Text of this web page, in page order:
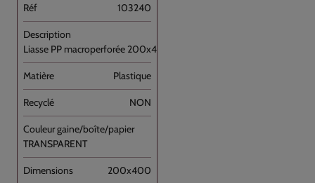
103240
Liasse PP macroperforée 200x400+SF40+P //1650
Plastique
NON
TRANSPARENT
200x400